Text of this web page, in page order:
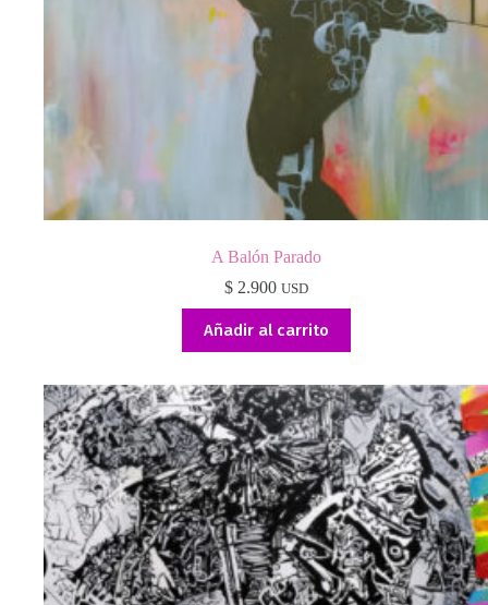
A Balón Parado
$2.900 USD
Añadir al carrito